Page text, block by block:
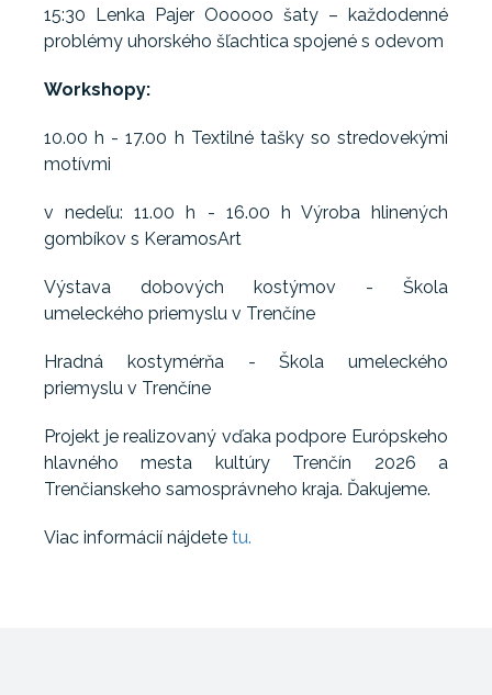
15:30 Lenka Pajer Oooooo šaty – každodenné
problémy uhorského šľachtica spojené s odevom
Workshopy:
10.00 h - 17.00 h Textilné tašky so stredovekými
motívmi
v nedeľu: 11.00 h - 16.00 h Výroba hlinených
gombíkov s KeramosArt
Výstava dobových kostýmov - Škola
umeleckého priemyslu v Trenčíne
Hradná kostymérňa - Škola umeleckého
priemyslu v Trenčíne
Projekt je realizovaný vďaka podpore Európskeho
hlavného mesta kultúry Trenčín 2026 a
Trenčianskeho samosprávneho kraja. Ďakujeme.‍
Viac informácií nájdete tu.